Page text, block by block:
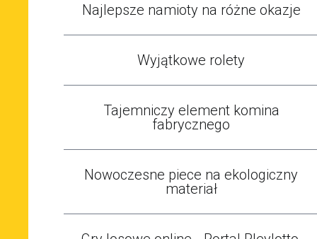
Najlepsze namioty na różne okazje
Wyjątkowe rolety
Tajemniczy element komina
fabrycznego
Nowoczesne piece na ekologiczny
materiał